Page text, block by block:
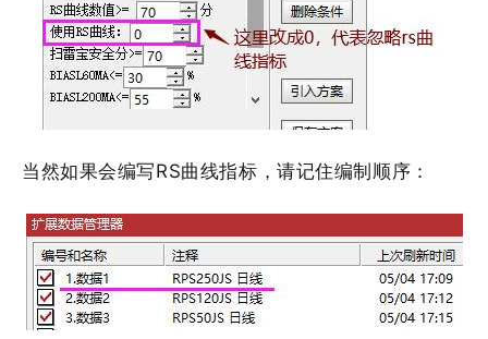
当然如果会编写RS曲线指标，请记住编制顺序：